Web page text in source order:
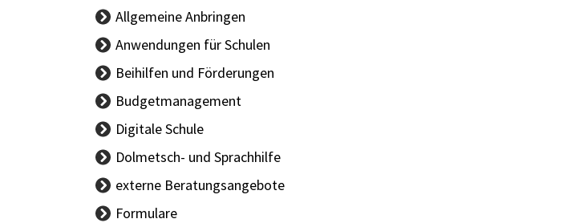
Allgemeine Anbringen
Anwendungen für Schulen
APS Portal
Schüleraufnahme
Schulschreiben
Singendes
Klassenzimmer
Support-
Ansprechpersonen
Beihilfen und Förderungen
Budgetmanagement
BBG-
Handbuch Budget
Sachgüterübertragung
Digitale Schule
Dolmetsch- und Sprachhilfe
externe Beratungsangebote
Formulare